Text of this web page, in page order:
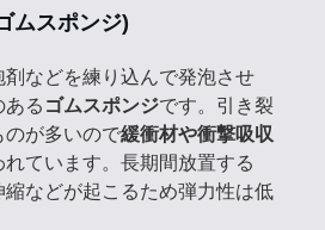
ムスポンジ)
剤などを練り込んで発泡させ
ある ゴムスポンジです。引き裂
のが多いので緩衝材や衝撃吸収
れています。長期間放置する
縮などが起こるため弾力性は低